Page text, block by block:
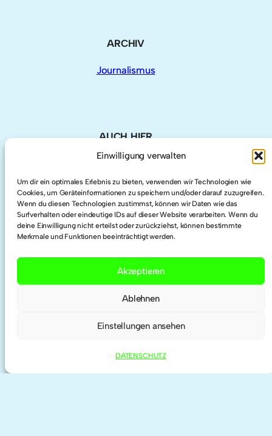
Einwilligung verwalten
Um dir ein optimales Erlebnis zu bieten, verwenden wir Technologien wie
Cookies, um Geräteinformationen zu speichern und/oder darauf zuzugreifen.
Wenn du diesen Technologien zustimmst, können wir Daten wie das
Surfverhalten oder eindeutige IDs auf dieser Website verarbeiten. Wenn du
deine Einwilligung nicht erteilst oder zurückziehst, können bestimmte
Merkmale und Funktionen beeinträchtigt werden.
Akzeptieren
Ablehnen
Einstellungen ansehen
DATENSCHUTZ
ARCHIV
Journalismus
AUCH HIER
Twitter
ORCID